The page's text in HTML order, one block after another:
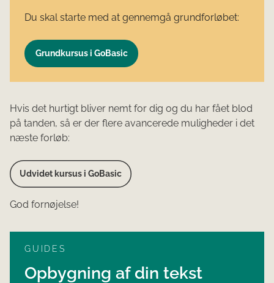
Du skal starte med at gennemgå grundforløbet:
Grundkursus i GoBasic
Hvis det hurtigt bliver nemt for dig og du har fået blod
på tanden, så er der flere avancerede muligheder i det
næste forløb:
Udvidet kursus i GoBasic
God fornøjelse!
GUIDES
Opbygning af din tekst